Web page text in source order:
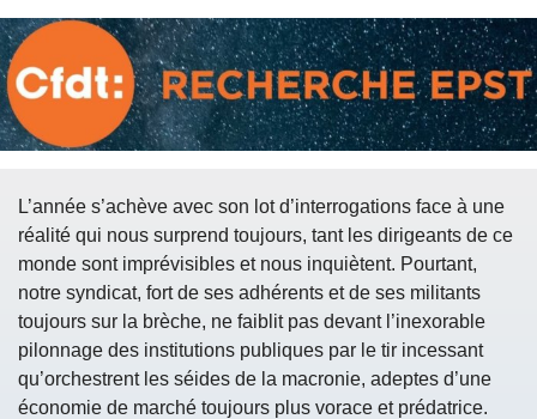
L’année s’achève avec son lot d’interrogations face à une
réalité qui nous surprend toujours, tant les dirigeants de ce
monde sont imprévisibles et nous inquiètent. Pourtant,
notre syndicat, fort de ses adhérents et de ses militants
toujours sur la brèche, ne faiblit pas devant l’inexorable
pilonnage des institutions publiques par le tir incessant
qu’orchestrent les séides de la macronie, adeptes d’une
économie de marché toujours plus vorace et prédatrice.